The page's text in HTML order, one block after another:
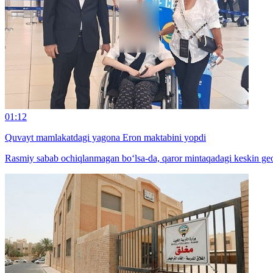
01:12
Quvayt mamlakatdagi yagona Eron maktabini yopdi
Rasmiy sabab ochiqlanmagan bo‘lsa-da, qaror mintaqadagi keskin